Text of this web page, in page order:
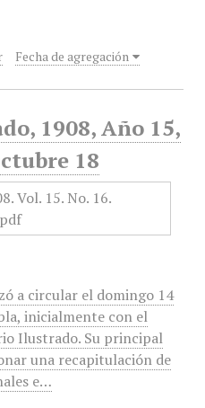
Fecha de agregación
1908, Año 15,
18
a circular el domingo 14
inicialmente con el
Ilustrado. Su principal
una recapitulación de
e…